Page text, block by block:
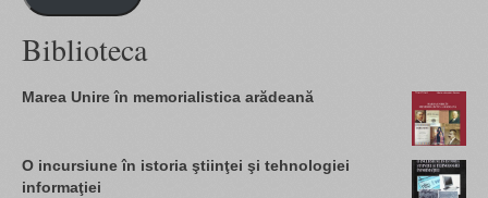
Biblioteca
Marea Unire în memorialistica arădeană
O incursiune în istoria ştiinţei şi tehnologiei
informaţiei